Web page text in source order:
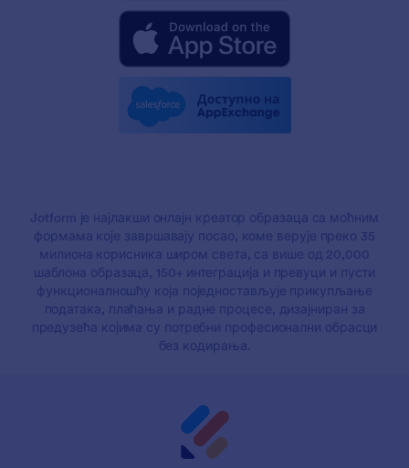
Jotform је најлакши онлајн креатор образаца са моћним
формама које завршавају посао, коме верује преко 35
милиона корисника широм света, са више од 20,000
шаблона образаца, 150+ интеграција и превуци и пусти
функционалношћу која поједностављује прикупљање
података, плаћања и радне процесе, дизајниран за
предузећа којима су потребни професионални обрасци
без кодирања.